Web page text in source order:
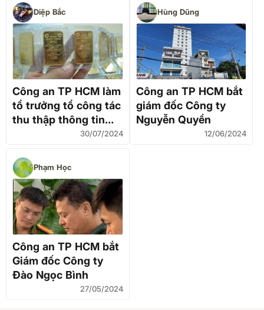
Diệp Bắc
Công an TP HCM làm
tổ trưởng tổ công tác
thu thập thông tin
người mua vàng30/07/2024
Hùng Dũng
Công an TP HCM bắt
giám đốc Công ty
Nguyễn Quyền
12/06/2024
Phạm Học
Công an TP HCM bắt
Giám đốc Công ty
Đào Ngọc Bình
27/05/2024